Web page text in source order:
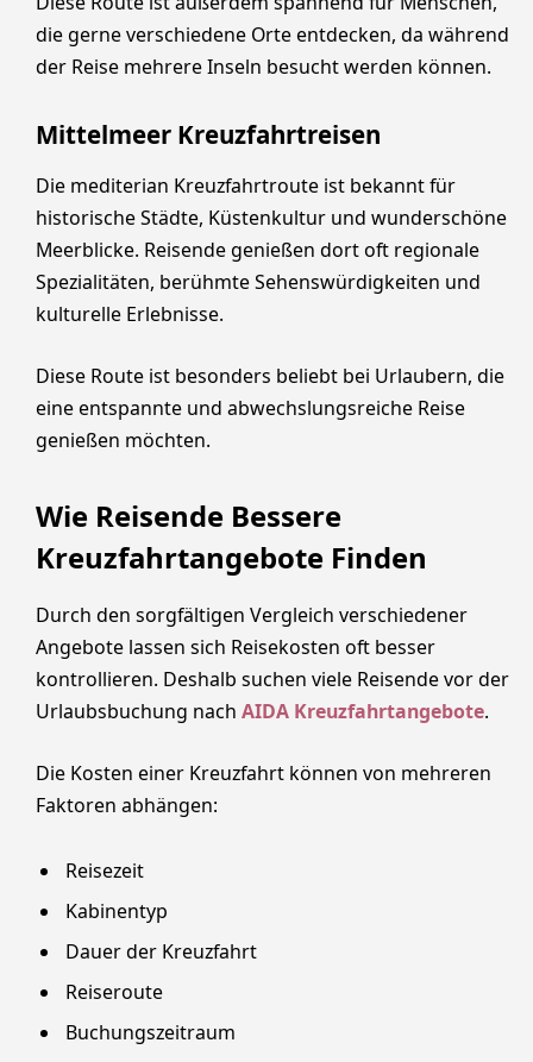
die gerne verschiedene Orte entdecken, da während
der Reise mehrere Inseln besucht werden können.
Mittelmeer Kreuzfahrtreisen
Die mediterian Kreuzfahrtroute ist bekannt für
historische Städte, Küstenkultur und wunderschöne
Meerblicke. Reisende genießen dort oft regionale
Spezialitäten, berühmte Sehenswürdigkeiten und
kulturelle Erlebnisse.
Diese Route ist besonders beliebt bei Urlaubern, die
eine entspannte und abwechslungsreiche Reise
genießen möchten.
Wie Reisende Bessere
Kreuzfahrtangebote Finden
Durch den sorgfältigen Vergleich verschiedener
Angebote lassen sich Reisekosten oft besser
kontrollieren. Deshalb suchen viele Reisende vor der
Urlaubsbuchung nach AIDA Kreuzfahrtangebote.
Die Kosten einer Kreuzfahrt können von mehreren
Faktoren abhängen:
Reisezeit
Kabinentyp
Dauer der Kreuzfahrt
Reiseroute
Buchungszeitraum